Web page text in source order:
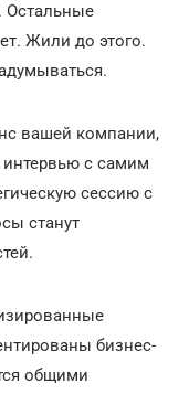
Остальные
Жили до этого.
вашей компании,
интервью с самим
сессию с
станут
бизнес-
общими